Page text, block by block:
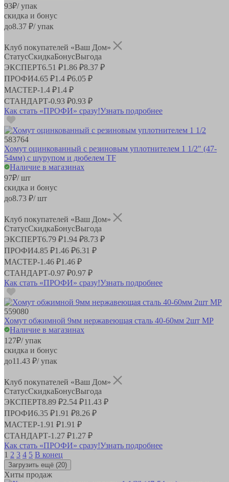
93₽/ упак
скидка и бонус
до8.37 ₽/ упак
Клуб покупателей «Ваш Дом»
СтатусСкидкаБонусВыгода
ЭКСПЕРТ6.51 ₽1.86 ₽8.37 ₽
ПРОФИ4.65 ₽1.4 ₽6.05 ₽
МАСТЕР-1.4 ₽1.4 ₽
СТАНДАРТ-0.93 ₽0.93 ₽
Как стать «ПРОФИ» сразу!Узнать подробнее
583764
Хомут оцинкованный с резиновым уплотнителем 1 1/2" (47-
54мм) с шурупом и дюбелем TF
Наличие в магазинах
97₽/ шт
скидка и бонус
до8.73 ₽/ шт
Клуб покупателей «Ваш Дом»
СтатусСкидкаБонусВыгода
ЭКСПЕРТ6.79 ₽1.94 ₽8.73 ₽
ПРОФИ4.85 ₽1.46 ₽6.31 ₽
МАСТЕР-1.46 ₽1.46 ₽
СТАНДАРТ-0.97 ₽0.97 ₽
Как стать «ПРОФИ» сразу!Узнать подробнее
559080
Хомут обжимной 9мм нержавеющая сталь 40-60мм 2шт MP
Наличие в магазинах
127₽/ упак
скидка и бонус
до11.43 ₽/ упак
Клуб покупателей «Ваш Дом»
СтатусСкидкаБонусВыгода
ЭКСПЕРТ8.89 ₽2.54 ₽11.43 ₽
ПРОФИ6.35 ₽1.91 ₽8.26 ₽
МАСТЕР-1.91 ₽1.91 ₽
СТАНДАРТ-1.27 ₽1.27 ₽
Как стать «ПРОФИ» сразу!Узнать подробнее
1 2 3 4 5 В конец
Загрузить ещё (20)
Хиты продаж